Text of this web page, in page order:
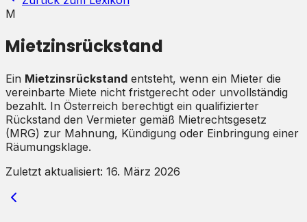
M
Mietzinsrückstand
Ein Mietzinsrückstand entsteht, wenn ein Mieter die
vereinbarte Miete nicht fristgerecht oder unvollständig
bezahlt. In Österreich berechtigt ein qualifizierter
Rückstand den Vermieter gemäß Mietrechtsgesetz
(MRG) zur Mahnung, Kündigung oder Einbringung einer
Räumungsklage.
Zuletzt aktualisiert: 16. März 2026